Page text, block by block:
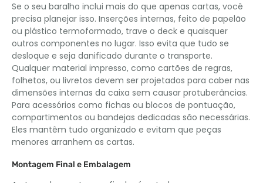
Se o seu baralho inclui mais do que apenas cartas, você
precisa planejar isso. Inserções internas, feito de papelão
ou plástico termoformado, trave o deck e quaisquer
outros componentes no lugar. Isso evita que tudo se
desloque e seja danificado durante o transporte.
Qualquer material impresso, como cartões de regras,
folhetos, ou livretos devem ser projetados para caber nas
dimensões internas da caixa sem causar protuberâncias.
Para acessórios como fichas ou blocos de pontuação,
compartimentos ou bandejas dedicadas são necessárias.
Eles mantêm tudo organizado e evitam que peças
menores arranhem as cartas.
Montagem Final e Embalagem